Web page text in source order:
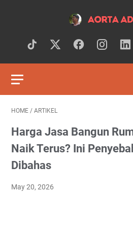
HOME / ARTIKEL
Harga Jasa Bangun
Naik Terus? Ini
Dibahas
May 20, 2026